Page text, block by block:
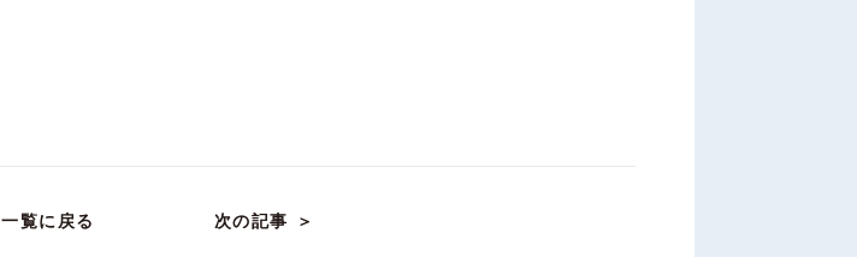
一覧に戻る 次の記事 ＞